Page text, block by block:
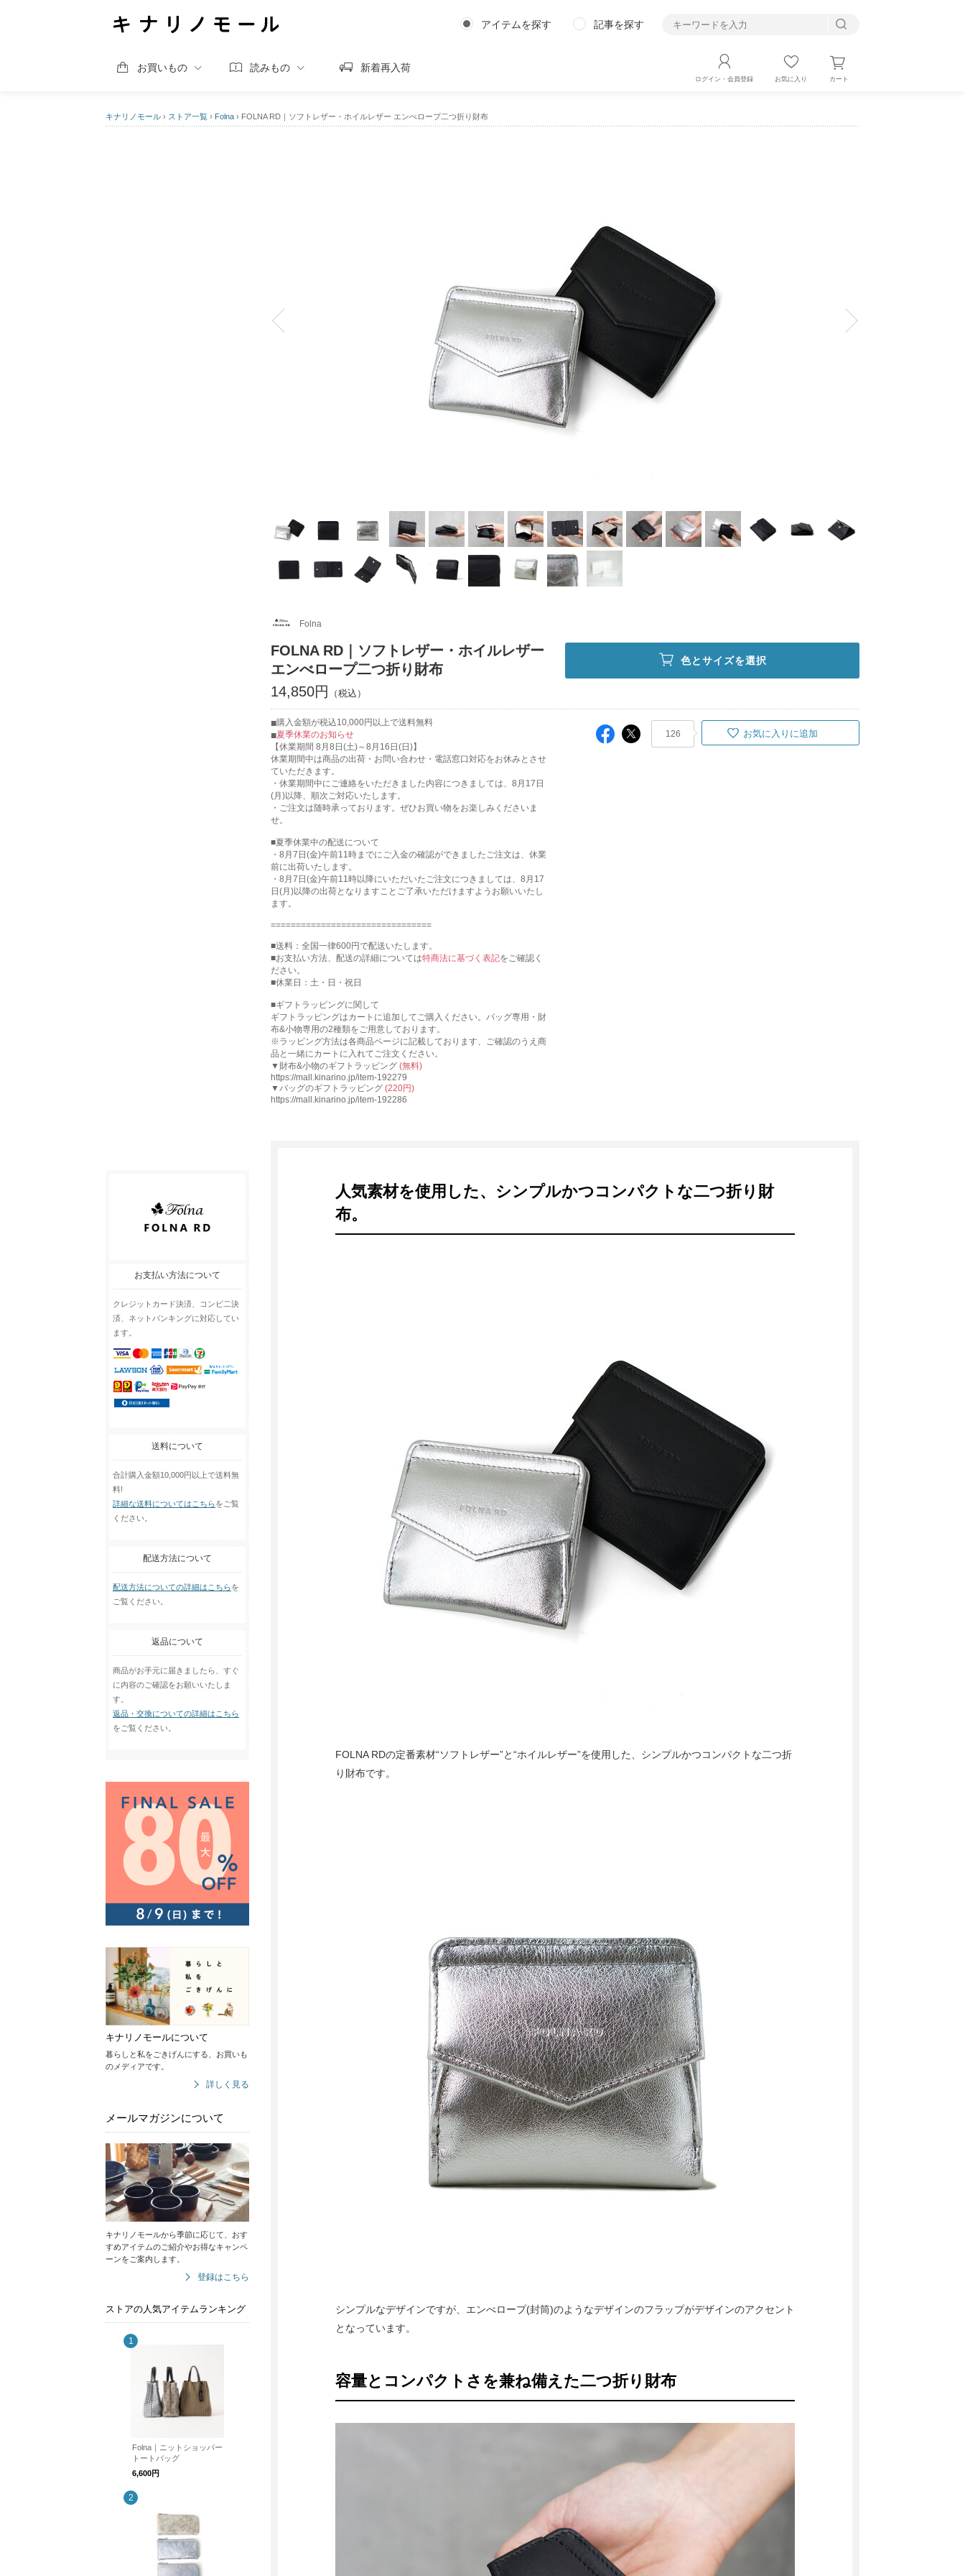
アイテムを探す 記事を探す
お買いもの 読みもの 新着再入荷
ログイン・会員登録 お気に入り カート
キナリノモール › ストア一覧 › Folna › FOLNA RD｜ソフトレザー・ホイルレザー エンべロープ二つ折り財布
お支払い方法について
クレジットカード決済、コンビ二決
済、ネットバンキングに対応してい
ます。
送料について
合計購入金額10,000円以上で送料無
料!
詳細な送料についてはこちらをご覧
ください。
配送方法について
配送方法についての詳細はこちらを
ご覧ください。
返品について
商品がお手元に届きましたら、すぐ
に内容のご確認をお願いいたしま
す。
返品・交換についての詳細はこちら
をご覧ください。
キナリノモールについて
暮らしと私をごきげんにする、お買いも
のメディアです。
詳しく見る
メールマガジンについて
キナリノモールから季節に応じて、おす
すめアイテムのご紹介やお得なキャンペ
ーンをご案内します。
登録はこちら
ストアの人気アイテムランキング
Folna｜ニットショッパー
トートバッグ
6,600円
Folna
FOLNA RD｜ソフトレザー・ホイルレザー
エンべロープ二つ折り財布
14,850円
色とサイズを選択
購入金額が税込10,000円以上で送料無料
夏季休業のお知らせ
【休業期間 8月8日(土)～8月16日(日)】
休業期間中は商品の出荷・お問い合わせ・電話窓口対応をお休みとさせ
ていただきます。
・休業期間中にご連絡をいただきました内容につきましては、8月17日
(月)以降、順次ご対応いたします。
・ご注文は随時承っております。ぜひお買い物をお楽しみくださいま
せ。
■夏季休業中の配送について
・8月7日(金)午前11時までにご入金の確認ができましたご注文は、休業
前に出荷いたします。
・8月7日(金)午前11時以降にいただいたご注文につきましては、8月17
日(月)以降の出荷となりますことご了承いただけますようお願いいたし
ます。
================================
■送料：全国一律600円で配送いたします。
■お支払い方法、配送の詳細については特商法に基づく表記をご確認く
ださい。
■休業日：土・日・祝日
■ギフトラッピングに関して
ギフトラッピングはカートに追加してご購入ください。バッグ専用・財
布&小物専用の2種類をご用意しております。
※ラッピング方法は各商品ページに記載しております、ご確認のうえ商
品と一緒にカートに入れてご注文ください。
▼財布&小物のギフトラッピング (無料)
https://mall.kinarino.jp/item-192279
▼バッグのギフトラッピング (220円)
https://mall.kinarino.jp/item-192286
126 お気に入りに追加
人気素材を使用した、シンプルかつコンパクトな二つ折り財
布。
FOLNA RDの定番素材“ソフトレザー”と“ホイルレザー”を使用した、シンプルかつコンパクトな二つ折
り財布です。
シンプルなデザインですが、エンべロープ(封筒)のようなデザインのフラップがデザインのアクセント
となっています。
容量とコンパクトさを兼ね備えた二つ折り財布